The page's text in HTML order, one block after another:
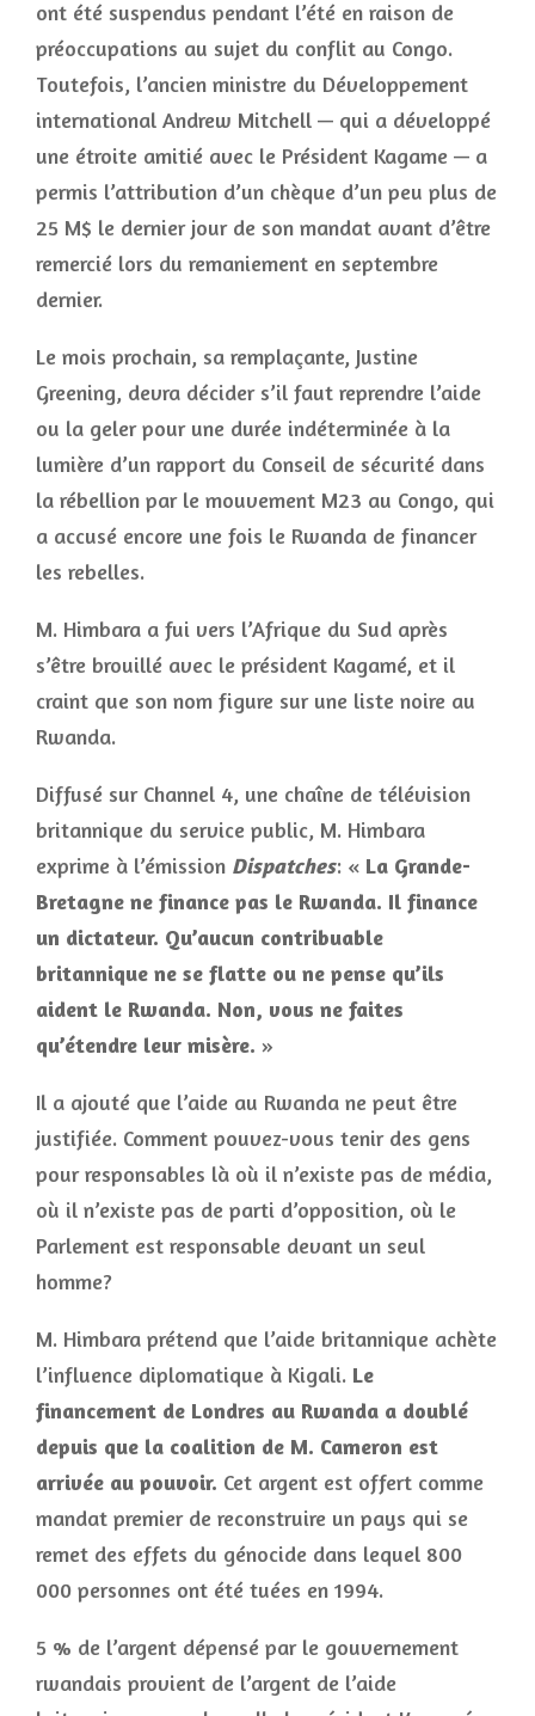
ont été suspendus pendant l’été en raison de
préoccupations au sujet du conflit au Congo.
Toutefois, l’ancien ministre du Développement
international Andrew Mitchell — qui a développé
une étroite amitié avec le Président Kagame — a
permis l’attribution d’un chèque d’un peu plus de
25 M$ le dernier jour de son mandat avant d’être
remercié lors du remaniement en septembre
dernier.
Le mois prochain, sa remplaçante, Justine
Greening, devra décider s’il faut reprendre l’aide
ou la geler pour une durée indéterminée à la
lumière d’un rapport du Conseil de sécurité dans
la rébellion par le mouvement M23 au Congo, qui
a accusé encore une fois le Rwanda de financer
les rebelles.
M. Himbara a fui vers l’Afrique du Sud après
s’être brouillé avec le président Kagamé, et il
craint que son nom figure sur une liste noire au
Rwanda.
Diffusé sur Channel 4, une chaîne de télévision
britannique du service public, M. Himbara
exprime à l’émission Dispatches: « La Grande-
Bretagne ne finance pas le Rwanda. Il finance
un dictateur. Qu’aucun contribuable
britannique ne se flatte ou ne pense qu’ils
aident le Rwanda. Non, vous ne faites
qu’étendre leur misère. »
Il a ajouté que l’aide au Rwanda ne peut être
justifiée. Comment pouvez-vous tenir des gens
pour responsables là où il n’existe pas de média,
où il n’existe pas de parti d’opposition, où le
Parlement est responsable devant un seul
homme?
M. Himbara prétend que l’aide britannique achète
l’influence diplomatique à Kigali. Le
financement de Londres au Rwanda a doublé
depuis que la coalition de M. Cameron est
arrivée au pouvoir. Cet argent est offert comme
mandat premier de reconstruire un pays qui se
remet des effets du génocide dans lequel 800
000 personnes ont été tuées en 1994.
5 % de l’argent dépensé par le gouvernement
rwandais provient de l’argent de l’aide